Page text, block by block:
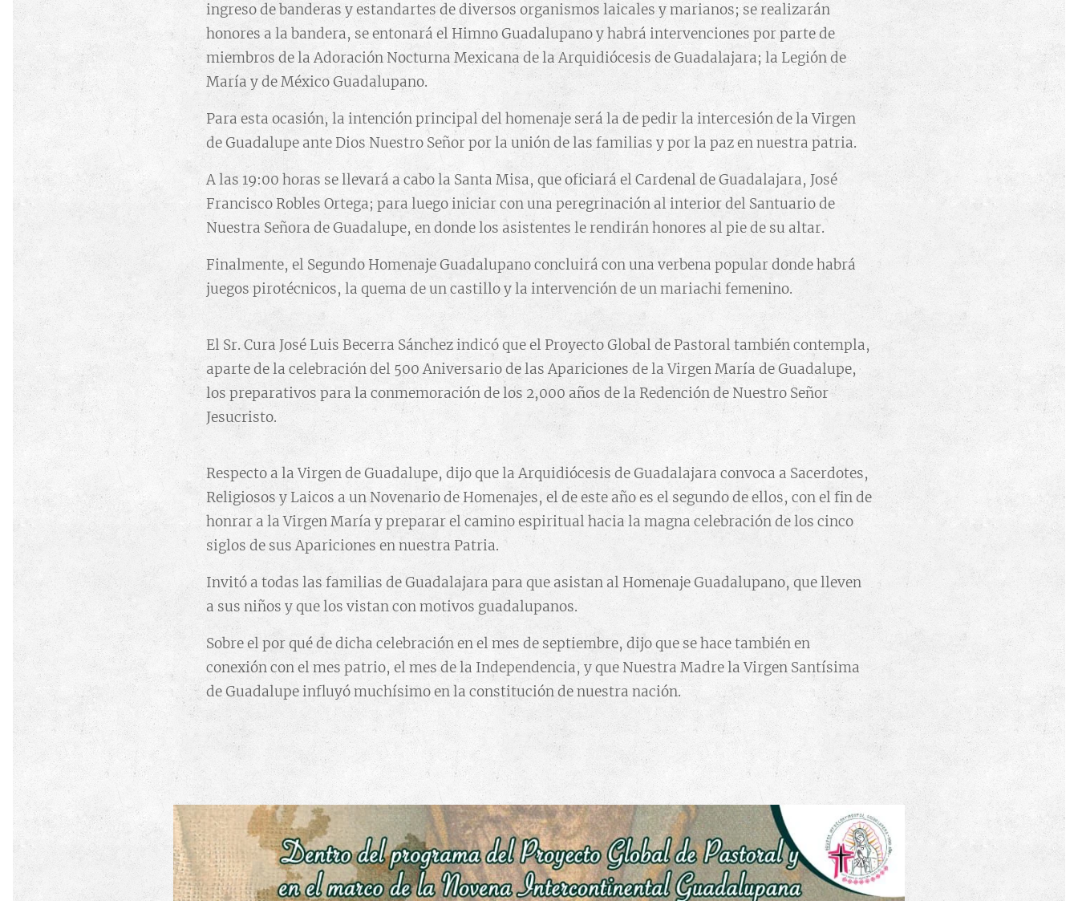
ingreso de banderas y estandartes de diversos organismos laicales y marianos; se realizarán
honores a la bandera, se entonará el Himno Guadalupano y habrá intervenciones por parte de
miembros de la Adoración Nocturna Mexicana de la Arquidiócesis de Guadalajara; la Legión de
María y de México Guadalupano.
Para esta ocasión, la intención principal del homenaje será la de pedir la intercesión de la Virgen
de Guadalupe ante Dios Nuestro Señor por la unión de las familias y por la paz en nuestra patria.
A las 19:00 horas se llevará a cabo la Santa Misa, que oficiará el Cardenal de Guadalajara, José
Francisco Robles Ortega; para luego iniciar con una peregrinación al interior del Santuario de
Nuestra Señora de Guadalupe, en donde los asistentes le rendirán honores al pie de su altar.
Finalmente, el Segundo Homenaje Guadalupano concluirá con una verbena popular donde habrá
juegos pirotécnicos, la quema de un castillo y la intervención de un mariachi femenino.
El Sr. Cura José Luis Becerra Sánchez indicó que el Proyecto Global de Pastoral también contempla,
aparte de la celebración del 500 Aniversario de las Apariciones de la Virgen María de Guadalupe,
los preparativos para la conmemoración de los 2,000 años de la Redención de Nuestro Señor
Jesucristo.
Respecto a la Virgen de Guadalupe, dijo que la Arquidiócesis de Guadalajara convoca a Sacerdotes,
Religiosos y Laicos a un Novenario de Homenajes, el de este año es el segundo de ellos, con el fin de
honrar a la Virgen María y preparar el camino espiritual hacia la magna celebración de los cinco
siglos de sus Apariciones en nuestra Patria.
Invitó a todas las familias de Guadalajara para que asistan al Homenaje Guadalupano, que lleven
a sus niños y que los vistan con motivos guadalupanos.
Sobre el por qué de dicha celebración en el mes de septiembre, dijo que se hace también en
conexión con el mes patrio, el mes de la Independencia, y que Nuestra Madre la Virgen Santísima
de Guadalupe influyó muchísimo en la constitución de nuestra nación.